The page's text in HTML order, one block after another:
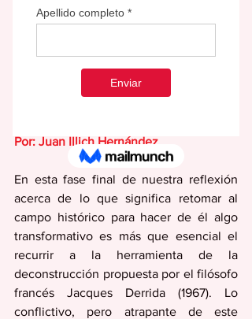
Por: Juan Illich Hernández
En esta fase final de nuestra reflexión
acerca de lo que significa retomar al
campo histórico para hacer de él algo
transformativo es más que esencial el
recurrir a la herramienta de la
deconstrucción propuesta por el filósofo
francés Jacques Derrida (1967). Lo
conflictivo, pero atrapante de este